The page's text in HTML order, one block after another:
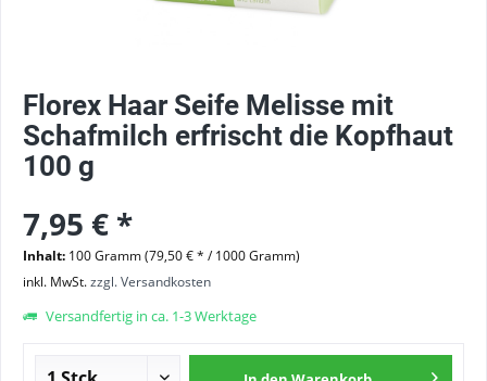
Florex Haar Seife Melisse mit
Schafmilch erfrischt die Kopfhaut
100 g
7,95 € *
Inhalt: 100 Gramm (79,50 € * / 1000 Gramm)
inkl. MwSt.zzgl. Versandkosten
Versandfertig in ca. 1-3 Werktage